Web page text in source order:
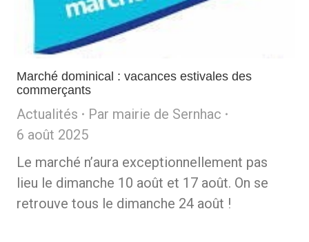
Marché dominical : vacances estivales des
commerçants
Actualités Par mairie de Sernhac
6 août 2025
Le marché n’aura exceptionnellement pas
lieu le dimanche 10 août et 17 août. On se
retrouve tous le dimanche 24 août !